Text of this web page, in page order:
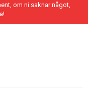
om ni saknar något,